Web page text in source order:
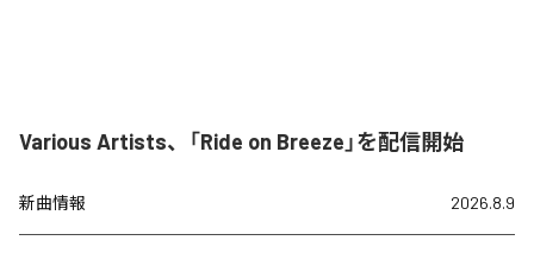
Various Artists、「Ride on Breeze」を配信開始
新曲情報 2026.8.9